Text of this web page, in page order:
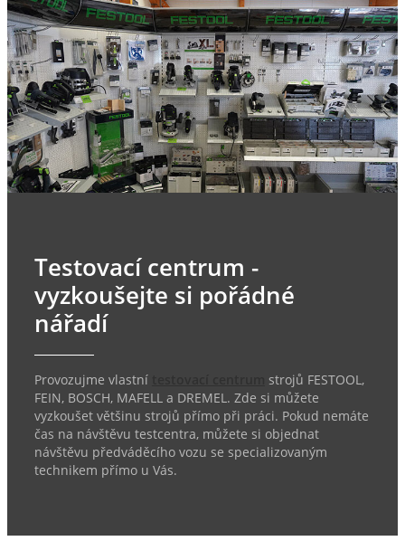
Testovací centrum -
vyzkoušejte si pořádné
nářadí
Provozujme vlastní
strojů FESTOOL,
FEIN, BOSCH, MAFELL a DREMEL. Zde si můžete
vyzkoušet většinu strojů přímo při práci. Pokud nemáte
čas na návštěvu testcentra, můžete si objednat
návštěvu předváděcího vozu se specializovaným
technikem přímo u Vás.